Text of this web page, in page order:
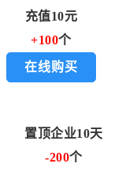
充值10元
+100个
在线购买
置顶企业10天
-200个